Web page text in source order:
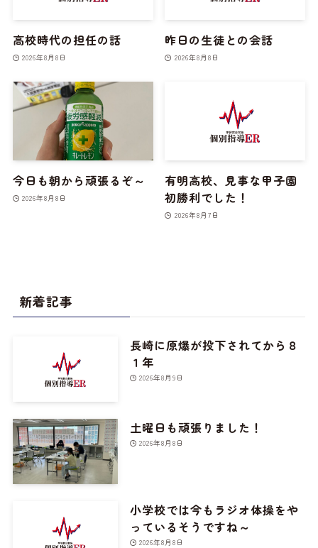
高校時代の担任の話
2026年8月8日
昨日の生徒との会話
2026年8月8日
今日も朝から頑張るぞ～
2026年8月8日
有明高校、見事な甲子園
初勝利でした！
2026年8月7日
新着記事
長崎に原爆が投下されてから８
１年
2026年8月9日
土曜日も頑張りました！
2026年8月8日
小学校では今もラジオ体操をや
っているそうですね～
2026年8月8日